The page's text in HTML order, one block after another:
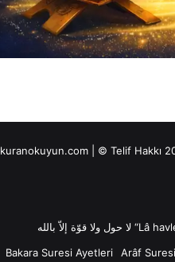
kuranokuyun.com | © Telif Hakkı
Bakara Suresi Ayetleri
Arâf